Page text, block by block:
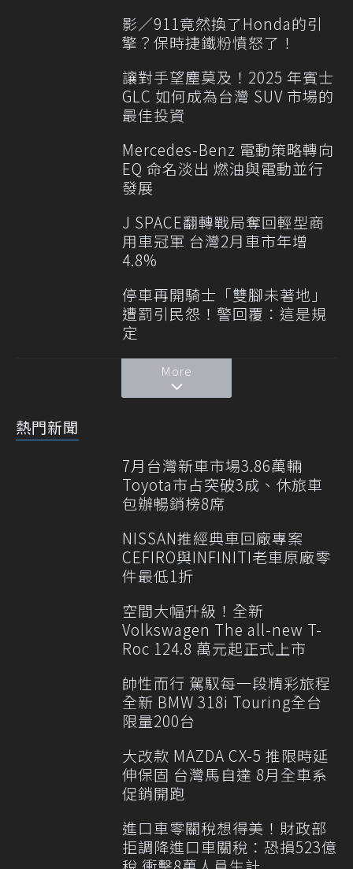
影／911竟然換了Honda的引
擎？保時捷鐵粉憤怒了！
讓對手望塵莫及！2025 年賓士
GLC 如何成為台灣 SUV 市場的
最佳投資
Mercedes-Benz 電動策略轉向
EQ 命名淡出 燃油與電動並行
發展
J SPACE翻轉戰局奪回輕型商
用車冠軍 台灣2月車市年增
4.8%
停車再開騎士「雙腳未著地」
遭罰引民怨！警回覆：這是規
定
More
熱門新聞
7月台灣新車市場3.86萬輛
Toyota市占突破3成、休旅車
包辦暢銷榜8席
NISSAN推經典車回廠專案
CEFIRO與INFINITI老車原廠零
件最低1折
空間大幅升級！全新
Volkswagen The all-new T-
Roc 124.8 萬元起正式上市
帥性而行 駕馭每一段精彩旅程
全新 BMW 318i Touring全台
限量200台
大改款 MAZDA CX-5 推限時延
伸保固 台灣馬自達 8月全車系
促銷開跑
進口車零關稅想得美！財政部
拒調降進口車關稅：恐損523億